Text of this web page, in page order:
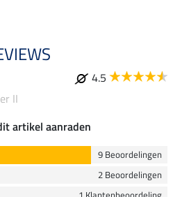
4.5
II
artikel aanraden
9 Beoordelingen
2 Beoordelingen